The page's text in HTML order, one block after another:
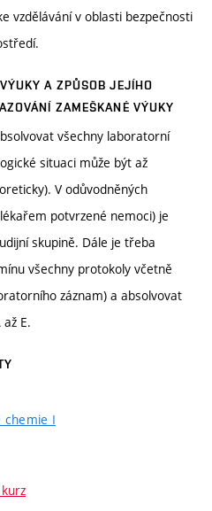
vzdělávání v oblasti bezpečnosti
A ZPŮSOB JEJÍHO
ZAMEŠKANÉ VÝUKY
všechny laboratorní
situaci může být až
V odůvodněných
potvrzené nemoci) je
skupině. Dále je třeba
všechny protokoly včetně
záznam) a absolvovat
E.
chemie I